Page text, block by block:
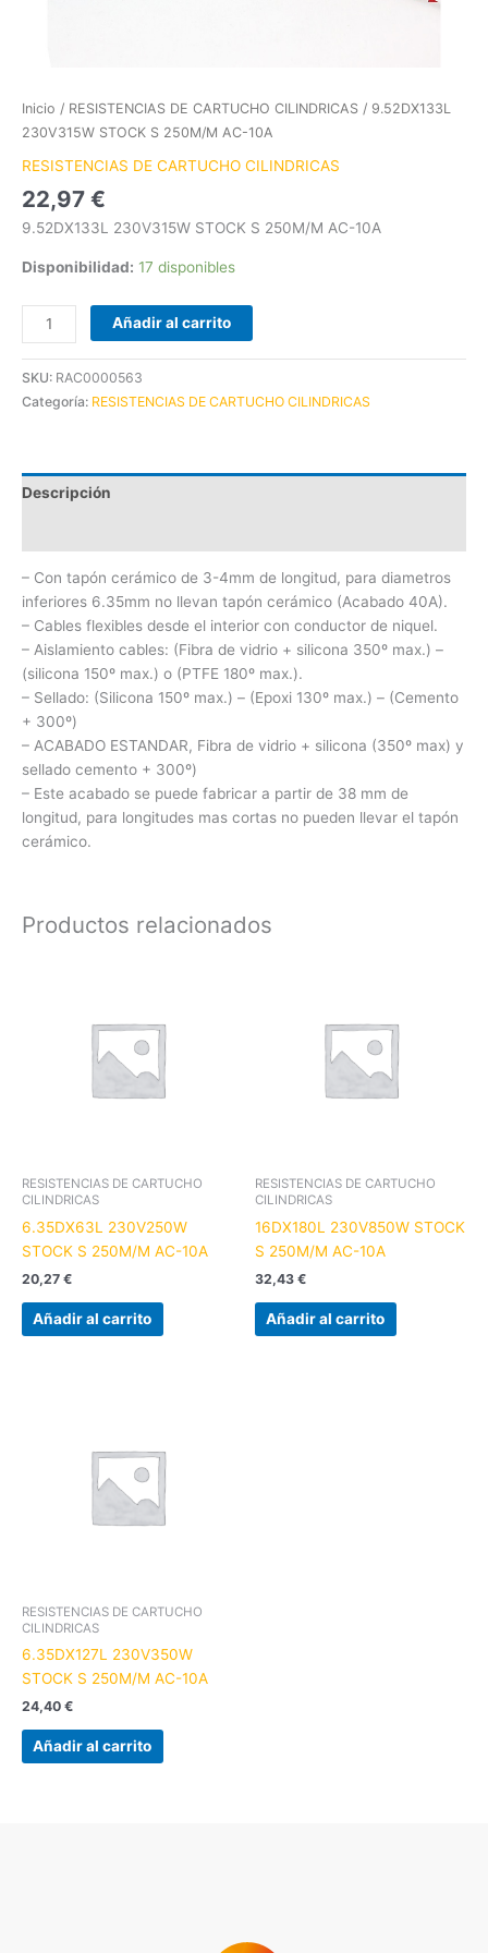
Inicio / RESISTENCIAS DE CARTUCHO CILINDRICAS / 9.52DX133L
230V315W STOCK S 250M/M AC-10A
RESISTENCIAS DE CARTUCHO CILINDRICAS
22,97 €
9.52DX133L 230V315W STOCK S 250M/M AC-10A
Disponibilidad: 17 disponibles
Añadir al carrito
SKU: RAC0000563
Categoría: RESISTENCIAS DE CARTUCHO CILINDRICAS
Descripción
– Con tapón cerámico de 3-4mm de longitud, para diametros
inferiores 6.35mm no llevan tapón cerámico (Acabado 40A).
– Cables flexibles desde el interior con conductor de niquel.
– Aislamiento cables: (Fibra de vidrio + silicona 350º max.) –
(silicona 150º max.) o (PTFE 180º max.).
– Sellado: (Silicona 150º max.) – (Epoxi 130º max.) – (Cemento
+ 300º)
– ACABADO ESTANDAR, Fibra de vidrio + silicona (350º max) y
sellado cemento + 300º)
– Este acabado se puede fabricar a partir de 38 mm de
longitud, para longitudes mas cortas no pueden llevar el tapón
cerámico.
Productos relacionados
RESISTENCIAS DE CARTUCHO
CILINDRICAS
6.35DX63L 230V250W
STOCK S 250M/M AC-10A
20,27 €
Añadir al carrito
RESISTENCIAS DE CARTUCHO
CILINDRICAS
16DX180L 230V850W STOCK
S 250M/M AC-10A
32,43 €
Añadir al carrito
RESISTENCIAS DE CARTUCHO
CILINDRICAS
6.35DX127L 230V350W
STOCK S 250M/M AC-10A
24,40 €
Añadir al carrito